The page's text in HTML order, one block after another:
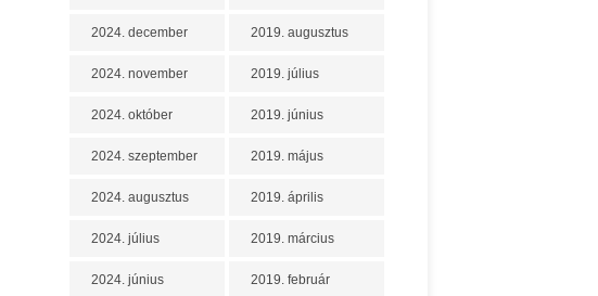
2024. december
2024. november
2024. október
2024. szeptember
2024. augusztus
2024. július
2024. június
2019. augusztus
2019. július
2019. június
2019. május
2019. április
2019. március
2019. február